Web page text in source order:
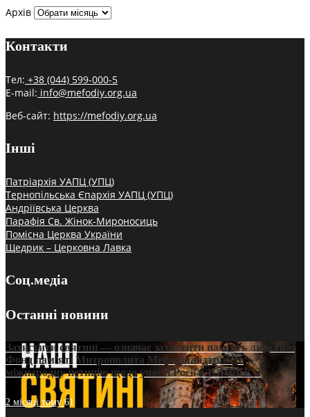
Архів
Контакти
Тел: +38 (044) 599-000-5
E-mail: info@mefodiy.org.ua
Веб-сайт: https://mefodiy.org.ua
Інші
Патріархія УАПЦ (УПЦ)
Тернопільська Єпархія УАПЦ (УПЦ)
Андріївська Церква
Парафія Св. Жінок-Мироносиць
Помісна Церква України
Щедрик – Церковна Лавка
Соц.медіа
Останні новини
Захистити святині — означає захистити пам’ять людства:
Фонд пам’яті Митрополита Мефодія підтримує
міжнародну петицію щодо участі Росії в ЮНЕСКО
2 місяці тому61